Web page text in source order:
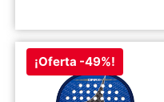
¡Oferta -49%!